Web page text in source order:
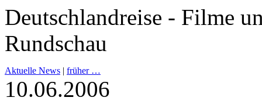
Deutschlandreise - Filme
Rundschau
Aktuelle News | früher …
10.06.2006